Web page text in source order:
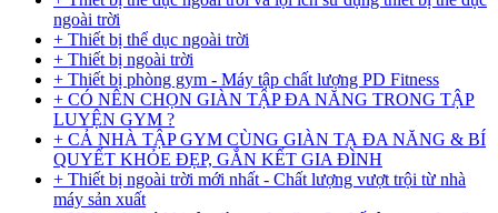
ngoài trời
+ Thiết bị thể dục ngoài trời
+ Thiết bị ngoài trời
+ Thiết bị phòng gym - Máy tập chất lượng PD Fitness
+ CÓ NÊN CHỌN GIÀN TẬP ĐA NĂNG TRONG TẬP
LUYỆN GYM ?
+ CẢ NHÀ TẬP GYM CÙNG GIÀN TẠ ĐA NĂNG & BÍ
QUYẾT KHỎE ĐẸP, GẮN KẾT GIA ĐÌNH
+ Thiết bị ngoài trời mới nhất - Chất lượng vượt trội từ nhà
máy sản xuất